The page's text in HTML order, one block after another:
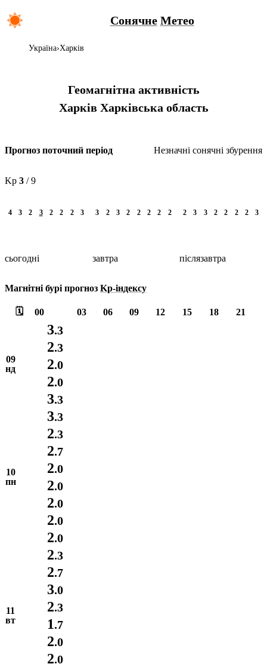
Сонячне Метео
Україна Харків
Геомагнітна активність
Харків Харківська область
Прогноз поточний період Незначні сонячні збурення
Kp 3 / 9
4 3 2 3 2 2 2 3 3 2 3 2 2 2 2 2 2 3 3 2 2 2 2 3
сьогодні завтра післязавтра
Магнітні бурі прогноз Kp-індексу
🗓️ 00 03 06 09 12 15 18 21
09
нд
3.3
2.3
2.0
2.0
3.3
10
пн
3.3
2.3
2.7
2.0
2.0
2.0
2.0
2.0
11
вт
2.3
2.7
3.0
2.3
1.7
2.0
2.0